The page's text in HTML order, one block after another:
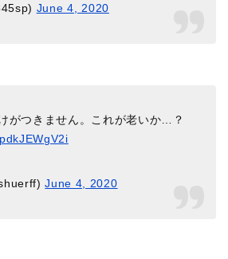
June 4, 2020
がつきません。これが老いか…？
June 4, 2020